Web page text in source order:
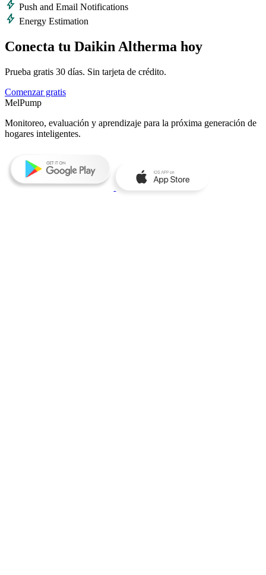
bolt Push and Email Notifications
bolt Energy Estimation
Conecta tu Daikin Altherma hoy
Prueba gratis 30 días. Sin tarjeta de crédito.
Comenzar gratis
MelPump
Monitoreo, evaluación y aprendizaje para la próxima generación de
hogares inteligentes.